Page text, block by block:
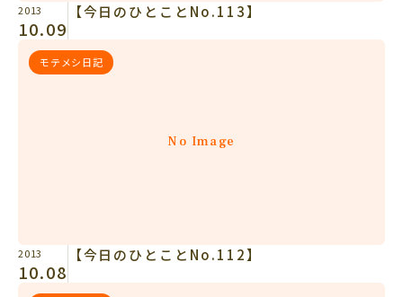
2013
10.09
【今日のひとことNo.113】
No Image
モテメシ日記
2013
10.08
【今日のひとことNo.112】